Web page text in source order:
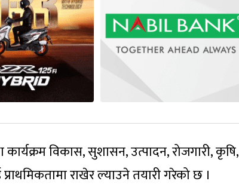
विकास, सुशासन, उत्पादन, रोजगारी, कृषि,
राखेर ल्याउने तयारी गरेको छ ।